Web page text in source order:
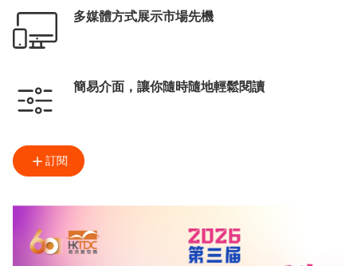
多媒體方式展示市場先機
簡易介面，讓你隨時隨地輕鬆閱讀
訂閱